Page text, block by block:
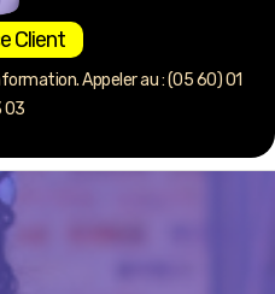
Client
Appeler au : (05 60) 01
03